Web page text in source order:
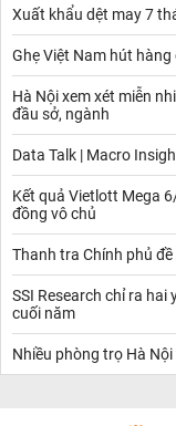
Xuất khẩu dệt may 7
Ghẹ Việt Nam hút hàng
Hà Nội xem xét miễn
đầu sở, ngành
Data Talk | Macro
Kết quả Vietlott Mega
đồng vô chủ
Thanh tra Chính phủ
SSI Research chỉ ra
cuối năm
Nhiều phòng trọ Hà